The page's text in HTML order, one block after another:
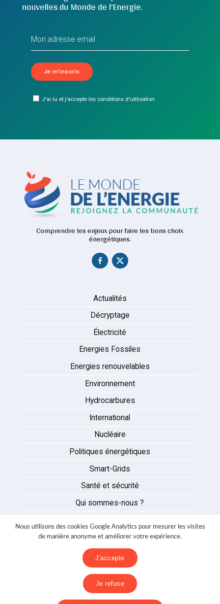
nouvelles du Monde de l'Energie.
J'ai lu et j'accepte les conditions d'utilisation
Comprendre les enjeux pour faire les bons choix
énergétiques.
Actualités
Décryptage
Électricité
Energies Fossiles
Energies renouvelables
Environnement
Hydrocarbures
International
Nucléaire
Politiques énergétiques
Smart-Grids
Santé et sécurité
Qui sommes-nous ?
Partenaires
Nous contacter
Politique de confidentialité
Nous utilisons des cookies Google Analytics pour mesurer les visites
de manière anonyme et améliorer votre expérience.
J'accepte
Je refuse